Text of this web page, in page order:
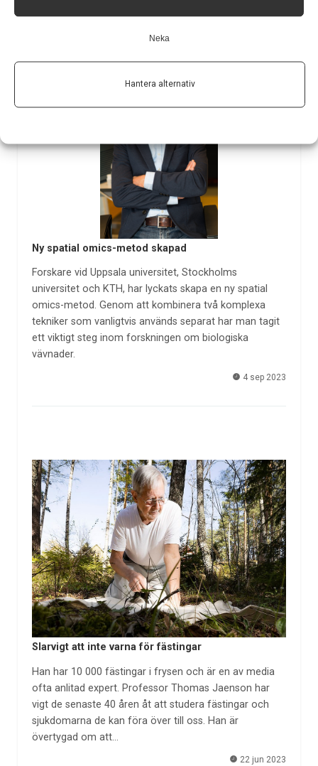
Neka
Hantera alternativ
Ny spatial omics-metod skapad
Forskare vid Uppsala universitet, Stockholms
universitet och KTH, har lyckats skapa en ny spatial
omics-metod. Genom att kombinera två komplexa
tekniker som vanligtvis används separat har man tagit
ett viktigt steg inom forskningen om biologiska
vävnader.
4 sep 2023
Slarvigt att inte varna för fästingar
Han har 10 000 fästingar i frysen och är en av media
ofta anlitad expert. Professor Thomas Jaenson har
vigt de senaste 40 åren åt att studera fästingar och
sjukdomarna de kan föra över till oss. Han är
övertygad om att…
22 jun 2023